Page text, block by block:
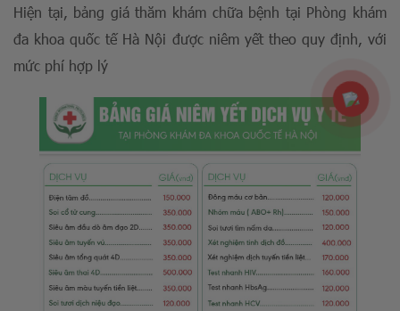
Hiện tại, bảng giá thăm khám chữa bệnh tại Phòng khám
đa khoa quốc tế Hà Nội được niêm yết theo quy định, với
mức phí hợp lý